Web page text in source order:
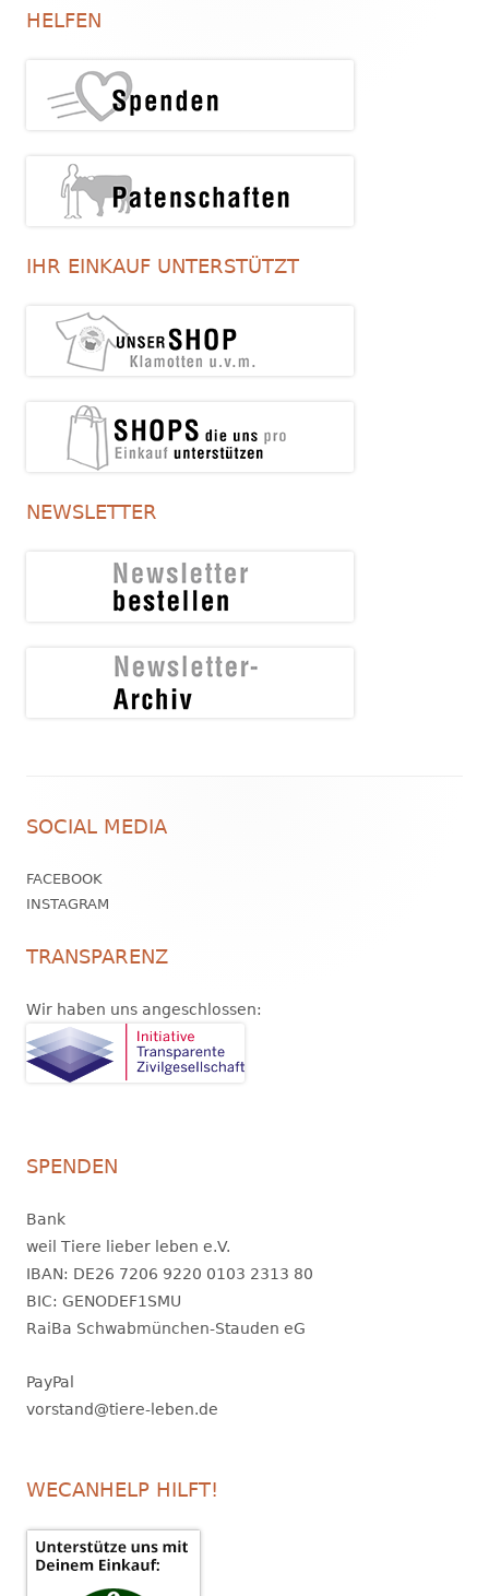
Seitenleiste
HELFEN
IHR EINKAUF UNTERSTÜTZT
NEWSLETTER
Inhalt
SOCIAL MEDIA
FACEBOOK
INSTAGRAM
TRANSPARENZ
Wir haben uns angeschlossen:
SPENDEN
Bank
weil Tiere lieber leben e.V.
IBAN: DE26 7206 9220 0103 2313 80
BIC: GENODEF1SMU
RaiBa Schwabmünchen-Stauden eG
PayPal
vorstand@tiere-leben.de
WECANHELP HILFT!